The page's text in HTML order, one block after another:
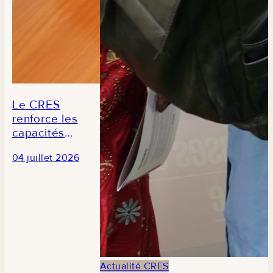
Le CRES
renforce les
capacités
journalistes
04 juillet 2026
Actualité CRES